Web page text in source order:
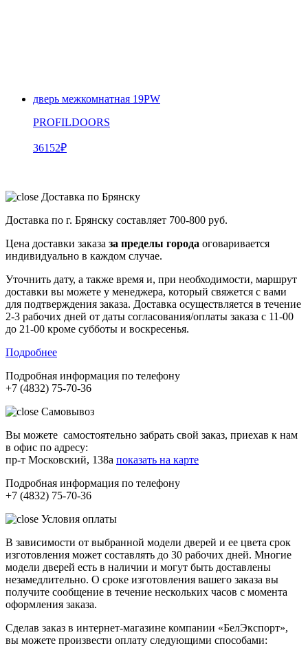
дверь межкомнатная 19PW
PROFILDOORS
36152₽
Доставка по Брянску
Доставка по г. Брянску составляет 700-800 руб.
Цена доставки заказа за пределы города оговаривается
индивидуально в каждом случае.
Уточнить дату, а также время и, при необходимости, маршрут
доставки вы можете у менеджера, который свяжется с вами
для подтверждения заказа. Доставка осуществляется в течение
2-3 рабочих дней от даты согласования/оплаты заказа с 11-00
до 21-00 кроме субботы и воскресенья.
Подробнее
Подробная информация по телефону
+7 (4832) 75-70-36
Самовывоз
Вы можете самостоятельно забрать свой заказ, приехав к нам
в офис по адресу:
пр-т Московский, 138а показать на карте
Подробная информация по телефону
+7 (4832) 75-70-36
Условия оплаты
В зависимости от выбранной модели дверей и ее цвета срок
изготовления может составлять до 30 рабочих дней. Многие
модели дверей есть в наличии и могут быть доставлены
незамедлительно. О сроке изготовления вашего заказа вы
получите сообщение в течение нескольких часов с момента
оформления заказа.
Сделав заказ в интернет-магазине компании «БелЭкспорт»,
вы можете произвести оплату следующими способами: